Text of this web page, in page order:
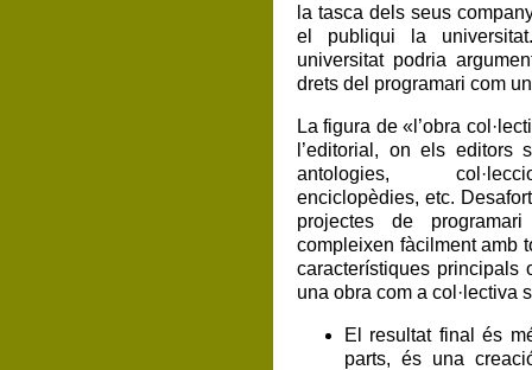
la tasca dels seus
el publiqui la
universitat podria
drets del programari com
La figura de «l’obra
l’editorial, on els editors
antologies,
enciclopèdies, etc.
projectes de
compleixen fàcilment amb
característiques principals
una obra com a col·lectiva
El resultat final és
parts, és una